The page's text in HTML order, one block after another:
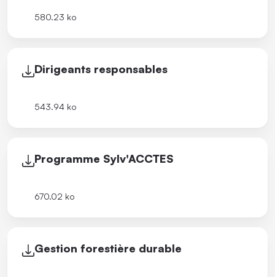
580.23 ko
Dirigeants responsables
543.94 ko
Programme Sylv'ACCTES
670.02 ko
Gestion forestière durable